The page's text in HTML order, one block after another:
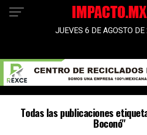
JUEVES 6 DE AGOSTO
Todas las publicaciones
Boconó"